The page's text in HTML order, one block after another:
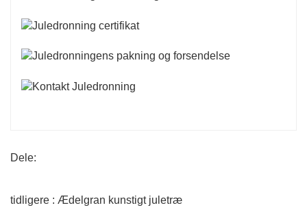
Dele:
tidligere : Ædelgran kunstigt juletræ